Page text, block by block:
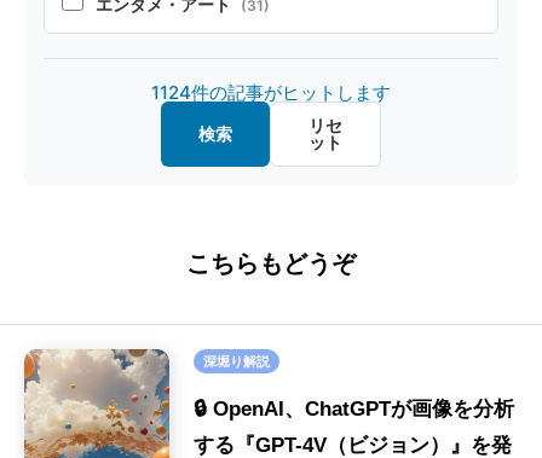
オープンソース (32)
マルチモーダル (26)
ハルシネーション (16)
セキュリティ (16)
画像生成
音声 (9)
(31)
製造・デザイン (20)
1124件の記事がヒットします
検索
リセ
ット
こちらもどうぞ
深堀り解説
🔒 OpenAI、ChatGPTが画像を分析
する『GPT-4V（ビジョン）』を発